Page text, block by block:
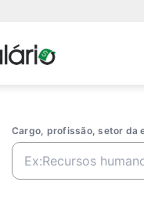
Portal
Cargo, profissão, setor da